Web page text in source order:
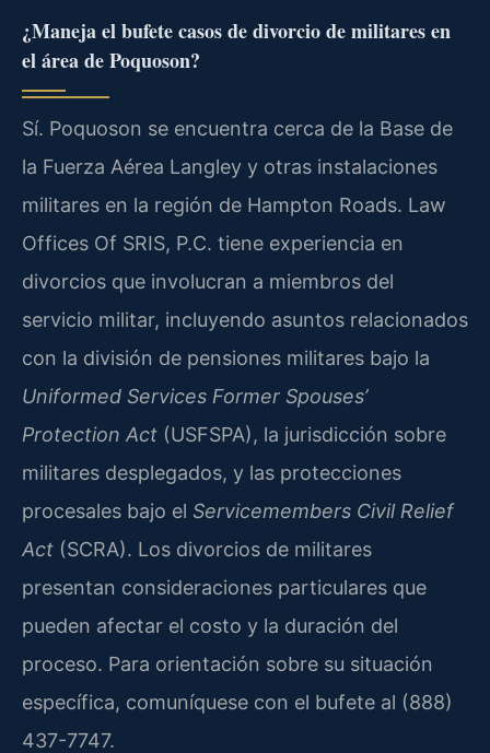
¿Maneja el bufete casos de divorcio de militares en
el área de Poquoson?
Sí. Poquoson se encuentra cerca de la Base de
la Fuerza Aérea Langley y otras instalaciones
militares en la región de Hampton Roads. Law
Offices Of SRIS, P.C. tiene experiencia en
divorcios que involucran a miembros del
servicio militar, incluyendo asuntos relacionados
con la división de pensiones militares bajo la
Uniformed Services Former Spouses’
Protection Act (USFSPA), la jurisdicción sobre
militares desplegados, y las protecciones
procesales bajo el Servicemembers Civil Relief
Act (SCRA). Los divorcios de militares
presentan consideraciones particulares que
pueden afectar el costo y la duración del
proceso. Para orientación sobre su situación
específica, comuníquese con el bufete al (888)
437-7747.